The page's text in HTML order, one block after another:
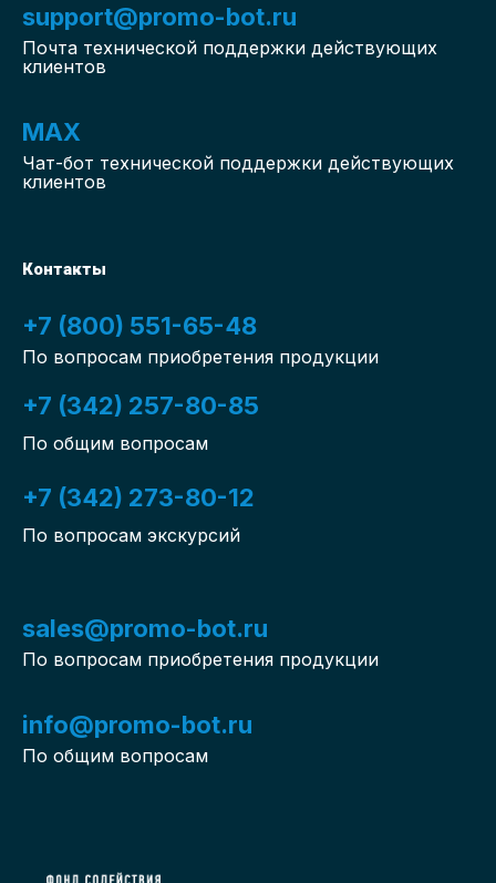
support@promo-bot.ru
Почта технической поддержки действующих
клиентов
MAX
Чат-бот технической поддержки действующих
клиентов
Контакты
+7 (800) 551-65-48
По вопросам приобретения продукции
+7 (342) 257-80-85
По общим вопросам
+7 (342) 273-80-12
По вопросам экскурсий
sales@promo-bot.ru
По вопросам приобретения продукции
info@promo-bot.ru
По общим вопросам